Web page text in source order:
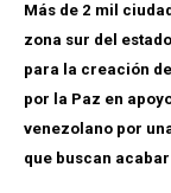
Más de 2 mil
zona sur del
para la creación
por la Paz en
venezolano por
que buscan